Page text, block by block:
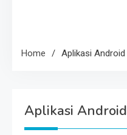
Home Aplikasi Android
Aplikasi Android